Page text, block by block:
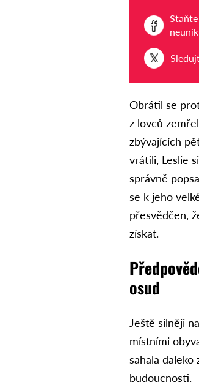
Obrátil se
z lovců
zbývajících
vrátili, Leslie
správně
se k jeho
přesvědčen,
získat.
Ještě silněji
místními
sahala
budoucnosti.